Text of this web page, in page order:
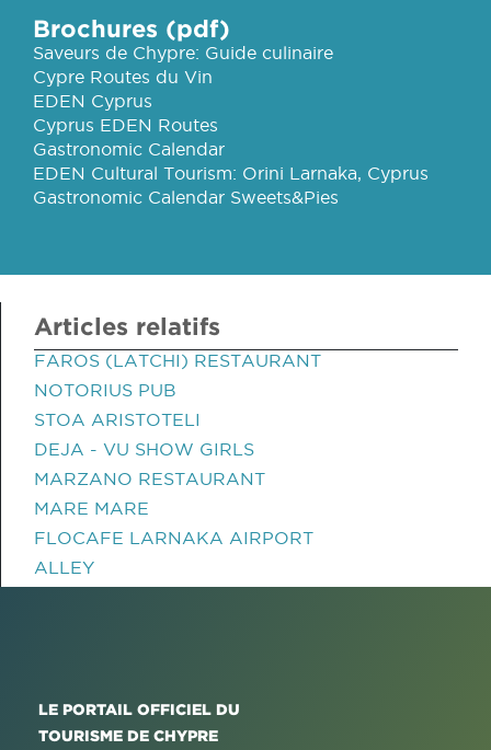
Brochures (pdf)
Saveurs de Chypre: Guide culinaire
Cypre Routes du Vin
EDEN Cyprus
Cyprus EDEN Routes
Gastronomic Calendar
EDEN Cultural Tourism: Orini Larnaka, Cyprus
Gastronomic Calendar Sweets&Pies
Articles relatifs
FAROS (LATCHI) RESTAURANT
NOTORIUS PUB
STOA ARISTOTELI
DEJA - VU SHOW GIRLS
MARZANO RESTAURANT
MARE MARE
FLOCAFE LARNAKA AIRPORT
ALLEY
LE PORTAIL OFFICIEL DU
TOURISME DE CHYPRE